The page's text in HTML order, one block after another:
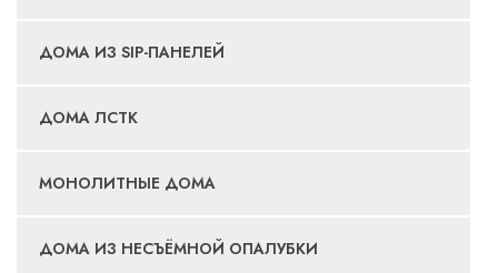
ДОМА ИЗ SIP-ПАНЕЛЕЙ
ДОМА ЛСТК
МОНОЛИТНЫЕ ДОМА
ДОМА ИЗ НЕСЪЁМНОЙ ОПАЛУБКИ